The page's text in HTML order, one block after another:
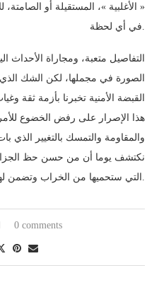
« الأغلبية »، المستقيلة أو الصامتة،
التفاصيل متعبة، ومجاراة الأحداث
الصورة في مجملها، لكن الشك
القبضة الأمنية تخبرنا بأزمة ثقة
هذا الإصرار على رفض الخضوع
والمقاومة والتمسك بالتغيير الذي
نكتشف يوما أن من حسن حظ
0 comments